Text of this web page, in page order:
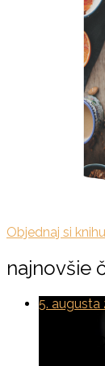
Objednaj si knihu
najnovšie
5. augusta